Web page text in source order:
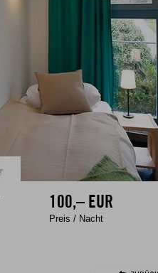
100,– EUR
Preis / Nacht